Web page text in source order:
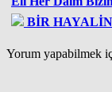
BİR
Yorum yapabilmek